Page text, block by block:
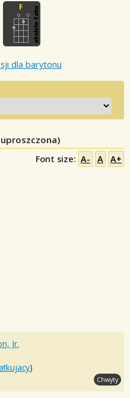
dla barytonu
Font size: A- A A+
Jr.
)
Chwyty